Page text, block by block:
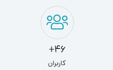
46+
کاربران